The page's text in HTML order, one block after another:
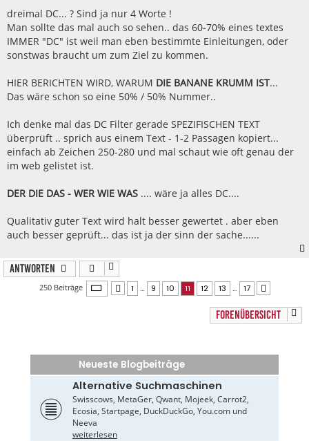
dreimal DC... ? Sind ja nur 4 Worte !
Man sollte das mal auch so sehen.. das 60-70% eines textes
IMMER "DC" ist weil man eben bestimmte Einleitungen, oder
sonstwas braucht um zum Ziel zu kommen.
HIER BERICHTEN WIRD, WARUM DIE BANANE KRUMM IST...
Das wäre schon so eine 50% / 50% Nummer..
Ich denke mal das DC Filter gerade SPEZIFISCHEN TEXT
überprüft .. sprich aus einem Text - 1-2 Passagen kopiert...
einfach ab Zeichen 250-280 und mal schaut wie oft genau der
im web gelistet ist.
DER DIE DAS - WER WIE WAS .... wäre ja alles DC....
Qualitativ guter Text wird halt besser gewertet . aber eben
auch besser geprüft... das ist ja der sinn der sache......
Antworten
250 Beiträge Seite 11von 17
Vorherige
1 … 9 10 11 12 13 … 17
FORENÜBERSICHT
Neueste Blogbeiträge
Alternative Suchmaschinen
Swisscows, MetaGer, Qwant, Mojeek, Carrot2,
Ecosia, Startpage, DuckDuckGo, You.com und
Neeva
weiterlesen